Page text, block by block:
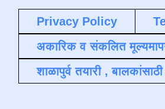
Privacy Policy
अकारिक व संकलित
शाळापुर्व तयारी ,